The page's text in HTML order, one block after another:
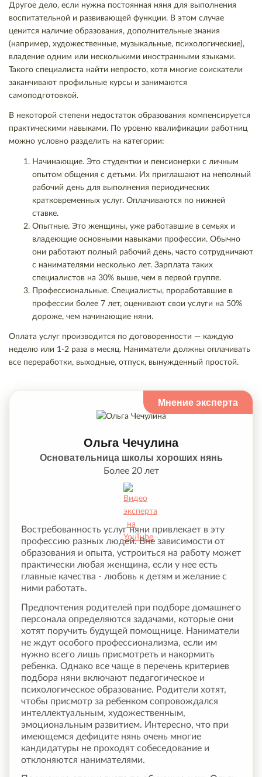
Другое дело, если нужна постоянная няня для выполнения
воспитательной и развивающей функции. В этом случае
ценится наличие образования, дополнительные знания
(например, художественные, музыкальные, психологические),
владение одним или несколькими иностранными языками.
Такого специалиста найти непросто, хотя многие соискатели
заканчивают профильные курсы и занимаются
самоподготовкой.
В некоторой степени недостаток образования компенсируется
практическими навыками. По уровню квалификации работниц
можно условно разделить на категории:
Начинающие. Это студентки и пенсионерки с личным
опытом общения с детьми. Их приглашают на неполный
рабочий день для выполнения периодических
кратковременных услуг. Оплачиваются по нижней
ставке.
Опытные. Это женщины, уже работавшие в семьях и
владеющие основными навыками профессии. Обычно
они работают полный рабочий день, часто сотрудничают
с нанимателями несколько лет. Зарплата таких
специалистов на 30% выше, чем в первой группе.
Профессиональные. Специалисты, проработавшие в
профессии более 7 лет, оценивают свои услуги на 50%
дороже, чем начинающие няни.
Оплата услуг производится по договоренности — каждую
неделю или 1-2 раза в месяц. Наниматели должны оплачивать
все переработки, выходные, отпуск, вынужденный простой.
Ольга Чечулина
Основательница школы хороших нянь
Более 20 лет
Востребованность услуг няни привлекает в эту
профессию разных людей. Вне зависимости от
образования и опыта, устроиться на работу может
практически любая женщина, если у нее есть
главные качества - любовь к детям и желание с
ними работать.
Предпочтения родителей при подборе домашнего
персонала определяются задачами, которые они
хотят поручить будущей помощнице. Наниматели
не ждут особого профессионализма, если им
нужно всего лишь присмотреть и накормить
ребенка. Однако все чаще в перечень критериев
подбора няни включают педагогическое и
психологическое образование. Родители хотят,
чтобы присмотр за ребенком сопровождался
интеллектуальным, художественным,
эмоциональным развитием. Интересно, что при
имеющемся дефиците нянь очень многие
кандидатуры не проходят собеседование и
отклоняются нанимателями.